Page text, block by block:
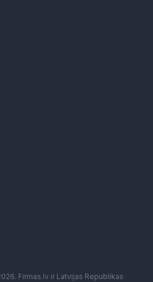
Firmas.lv ir Latvijas Republikas